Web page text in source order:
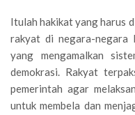
Itulah hakikat yang harus
rakyat di negara-negara
yang mengamalkan
demokrasi. Rakyat
pemerintah agar
untuk membela dan